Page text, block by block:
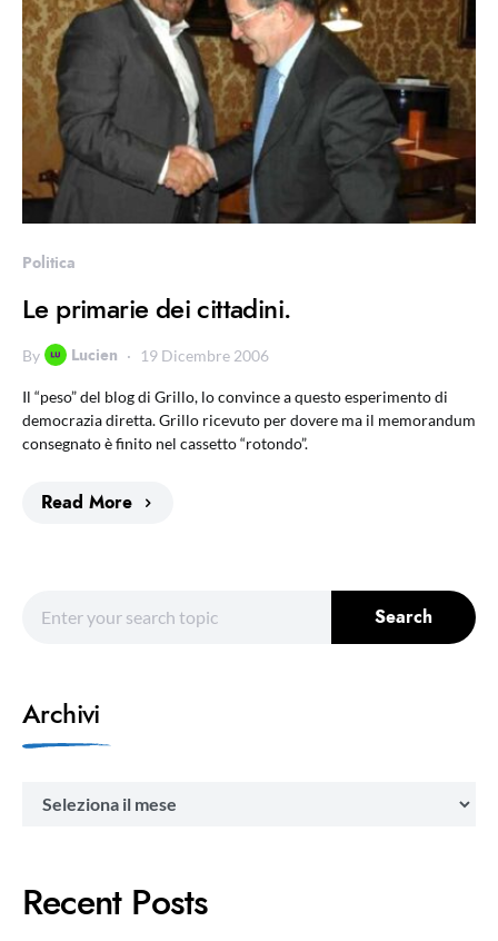
Politica
Le primarie dei cittadini.
By Lucien 19 Dicembre 2006
Il “peso” del blog di Grillo, lo convince a questo esperimento di
democrazia diretta. Grillo ricevuto per dovere ma il memorandum
consegnato è finito nel cassetto “rotondo”.
Read More
Search
Archivi
Recent Posts